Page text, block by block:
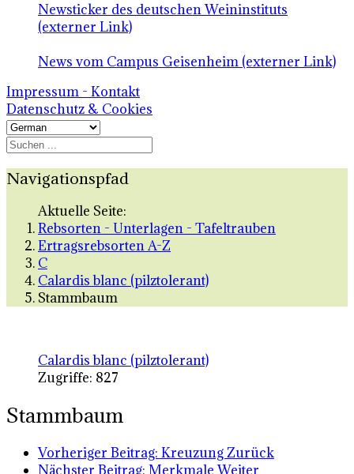
Newsticker des deutschen Weininstituts
(externer Link)
News vom Campus Geisenheim (externer Link)
Impressum - Kontakt
Datenschutz & Cookies
Navigationspfad
Aktuelle Seite:
Rebsorten - Unterlagen - Tafeltrauben
Ertragsrebsorten A-Z
C
Calardis blanc (pilztolerant)
Stammbaum
Calardis blanc (pilztolerant)
Zugriffe: 827
Stammbaum
Vorheriger Beitrag: KreuzungZurück
Nächster Beitrag: MerkmaleWeiter